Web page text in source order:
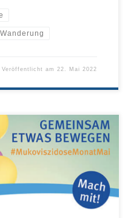
Wanderung
Veröffentlicht am 22. Mai 2022
dazu aufgerufen, den Monat
zu begehen.